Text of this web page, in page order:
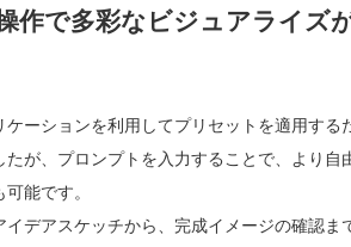
作で多彩なビジュアライズ
ケーションを利用してプリセットを適用する
たが、プロンプトを入力することで、より自
能です。
イデアスケッチから、完成イメージの確認ま